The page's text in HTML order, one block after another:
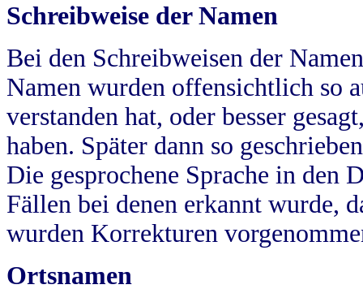
Schreibweise der Namen
Bei den Schreibweisen der
Namen wurden offensichtlich so
verstanden hat, oder besser
haben. Später dann so
Die gesprochene Sprache in
Fällen bei denen erkannt wurde,
wurden Korrekturen
Ortsnamen